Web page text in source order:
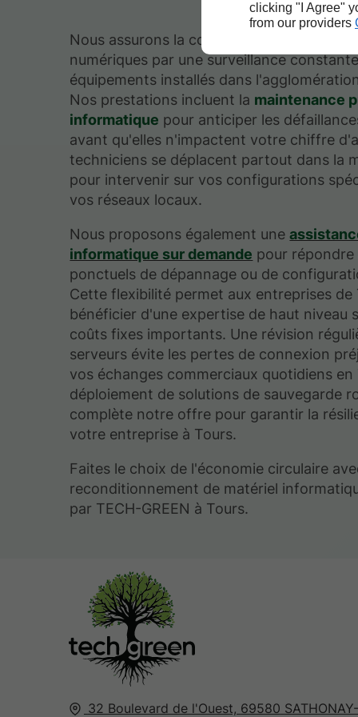
clicking "I Agree"
from our providers
Nous assurons la continuité de vos services
numériques par une surveillance
équipements installés dans
Nos prestations incluent la maintenance
informatique pour anticiper les
avant qu'elles n'impactent votre chiffre
techniciens se déplacent partout dans la
pour intervenir sur vos configurations
vos réseaux locaux.
Nous proposons également une
informatique sur demande pour répondre
ponctuels de dépannage ou de
Cette flexibilité permet aux entreprises de
bénéficier d'une expertise de haut niveau
coûts fixes importants. Une révision
serveurs évite les pertes de connexion
vos échanges commerciaux quotidiens en
déploiement de solutions de sauvegarde
complète notre offre pour garantir la
votre entreprise à Tours.
Faites le choix de l'économie circulaire
reconditionnement de matériel
par TECH-GREEN à Tours.
32 Boulevard de l'Ouest, 69580 SATHONAY-